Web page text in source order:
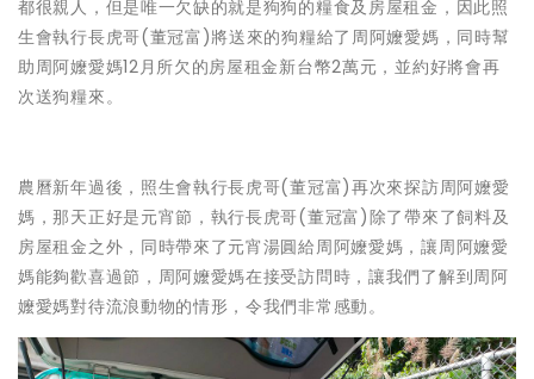
都很親人，但是唯一欠缺的就是狗狗的糧食及房屋租金，因此照
生會執行長虎哥(董冠富)將送來的狗糧給了周阿嬤愛媽，同時幫
助周阿嬤愛媽12月所欠的房屋租金新台幣2萬元，並約好將會再
次送狗糧來。
農曆新年過後，照生會執行長虎哥(董冠富)再次來探訪周阿嬤愛
媽，那天正好是元宵節，執行長虎哥(董冠富)除了帶來了飼料及
房屋租金之外，同時帶來了元宵湯圓給周阿嬤愛媽，讓周阿嬤愛
媽能夠歡喜過節，周阿嬤愛媽在接受訪問時，讓我們了解到周阿
嬤愛媽對待流浪動物的情形，令我們非常感動。